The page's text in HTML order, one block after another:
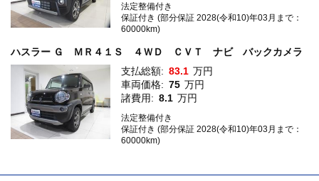
法定整備付き
保証付き (部分保証 2028(令和10)年03月まで：
60000km)
ハスラー Ｇ ＭＲ４１Ｓ ４ＷＤ ＣＶＴ ナビ バックカメラ
支払総額: 83.1 万円
車両価格: 75 万円
諸費用: 8.1 万円
法定整備付き
保証付き (部分保証 2028(令和10)年03月まで：
60000km)